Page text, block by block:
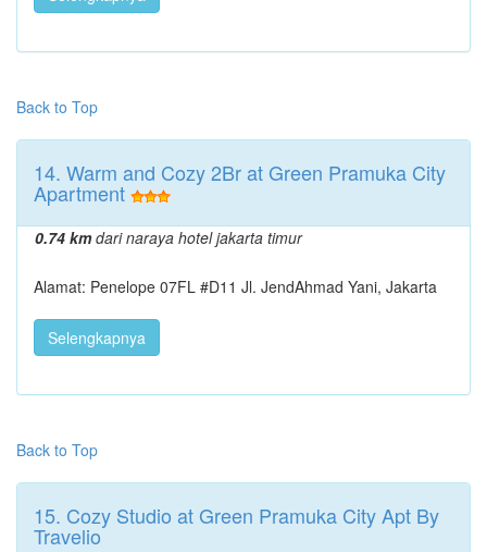
Back to Top
14. Warm and Cozy 2Br at Green Pramuka City
Apartment
0.74 kmdari naraya hotel jakarta timur
Alamat: Penelope 07FL #D11 Jl. JendAhmad Yani, Jakarta
Selengkapnya
Back to Top
15. Cozy Studio at Green Pramuka City Apt By
Travelio